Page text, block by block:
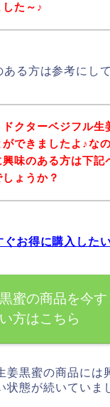
た～♪
る方は参考にし
クターベジフル生
できましたよ♪な
味のある方は下記
ょうか？
お得に購入した
蜜の商品を今
方はこちら
黒蜜の商品には
態が続いていま